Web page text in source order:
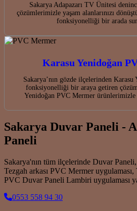
Sakarya Adapazarı TV Ünitesi
çözümlerimizle yaşam alanlarınızı
fonksiyonelliği bir arada
Karasu Yenidoğan
Sakarya’nın gözde ilçelerinden Karasu
fonksiyonelliği bir araya getiren
Yenidoğan PVC Mermer ürünlerimizle
Sakarya Duvar Paneli -
Paneli
Sakarya'nın tüm ilçelerinde Duvar
Tezgah arkası PVC Mermer
PVC Duvar Paneli Lambiri uygulaması
0553 558 94 30